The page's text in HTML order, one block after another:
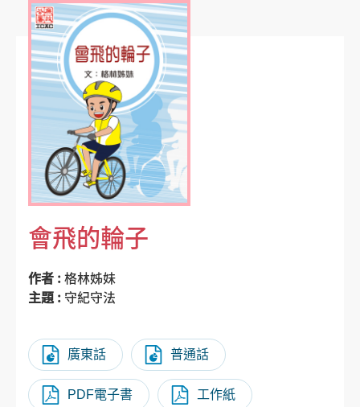
會飛的輪子
作者 :格林姊妹
主題 : 守紀守法
廣東話 普通話
PDF電子書 工作紙